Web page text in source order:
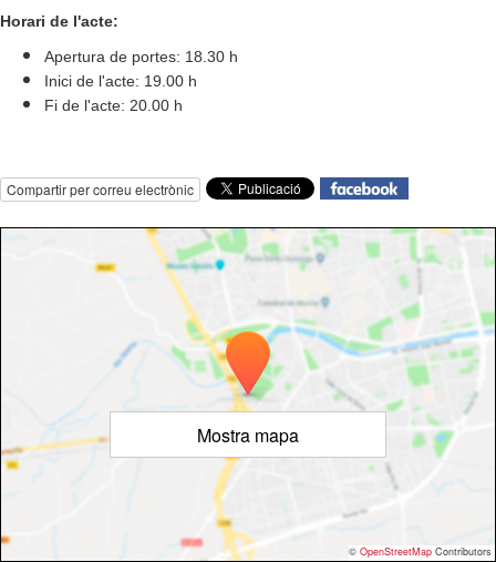
Horari de l'acte:
Apertura de portes: 18.30 h
Inici de l'acte: 19.00 h
Fi de l'acte: 20.00 h
Compartir per correu electrònic
Mostra mapa
© OpenStreetMap Contributors